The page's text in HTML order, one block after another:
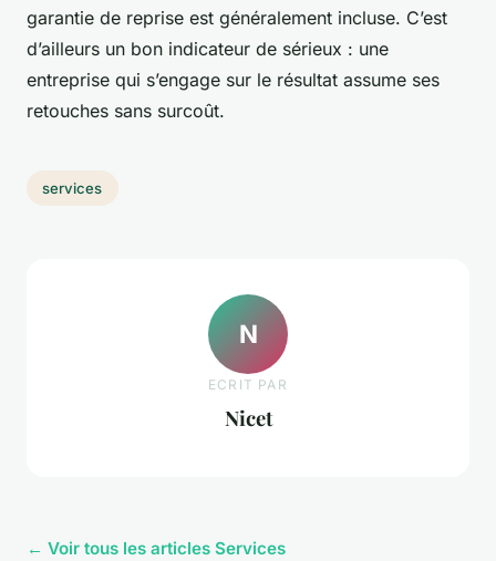
garantie de reprise est généralement incluse. C’est
d’ailleurs un bon indicateur de sérieux : une
entreprise qui s’engage sur le résultat assume ses
retouches sans surcoût.
services
N
ECRIT PAR
Nicet
← Voir tous les articles Services